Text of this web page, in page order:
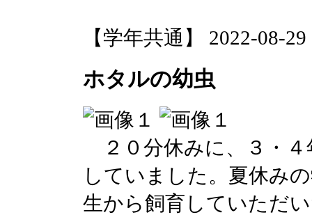
【学年共通】 2022-08-
ホタルの幼虫
２０分休みに、３・４
していました。夏休み
生から飼育していただ